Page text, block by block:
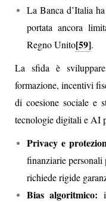
La Banca d’Italia
portata ancora
Regno Unito[59].
La sfida è
formazione, incentivi
di coesione sociale e
tecnologie digitali e AI
Privacy e
finanziarie personali
richiede rigide
Bias algoritmico: